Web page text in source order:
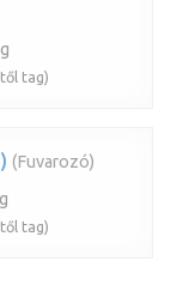
tag)
(Fuvarozó)
tag)